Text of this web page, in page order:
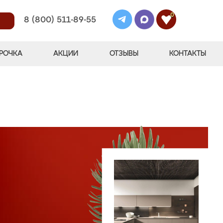
8 (800) 511-89-55
0
АКЦИИ ОТЗЫВЫ КОНТАКТЫ